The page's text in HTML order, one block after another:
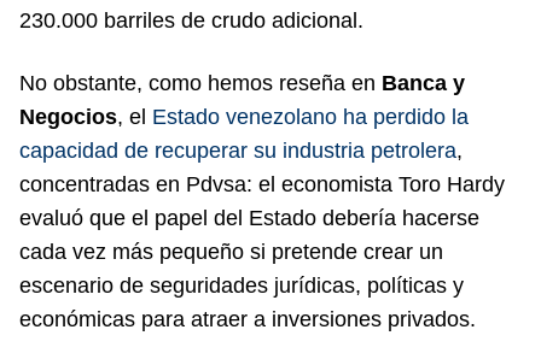
230.000 barriles de crudo adicional.
No obstante, como hemos reseña en Banca y
Negocios, el Estado venezolano ha perdido la
capacidad de recuperar su industria petrolera,
concentradas en Pdvsa: el economista Toro Hardy
evaluó que el papel del Estado debería hacerse
cada vez más pequeño si pretende crear un
escenario de seguridades jurídicas, políticas y
económicas para atraer a inversiones privados.